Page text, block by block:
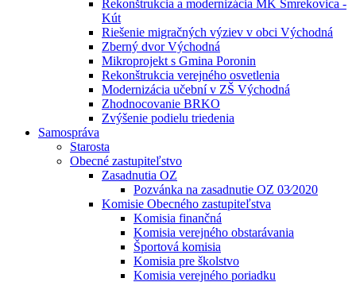
Rekonštrukcia a modernizácia MK Smrekovica -
Kút
Riešenie migračných výziev v obci Východná
Zberný dvor Východná
Mikroprojekt s Gmina Poronin
Rekonštrukcia verejného osvetlenia
Modernizácia učební v ZŠ Východná
Zhodnocovanie BRKO
Zvýšenie podielu triedenia
Samospráva
Starosta
Obecné zastupiteľstvo
Zasadnutia OZ
Pozvánka na zasadnutie OZ 03⁄2020
Komisie Obecného zastupiteľstva
Komisia finančná
Komisia verejného obstarávania
Športová komisia
Komisia pre školstvo
Komisia verejného poriadku